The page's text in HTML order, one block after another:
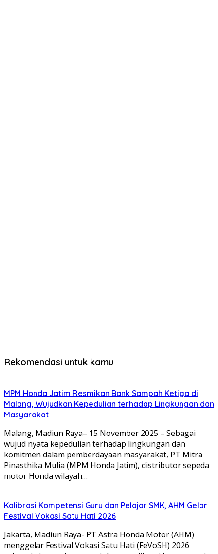
Rekomendasi untuk kamu
MPM Honda Jatim Resmikan Bank Sampah Ketiga di
Malang, Wujudkan Kepedulian terhadap Lingkungan dan
Masyarakat
Malang, Madiun Raya– 15 November 2025 – Sebagai
wujud nyata kepedulian terhadap lingkungan dan
komitmen dalam pemberdayaan masyarakat, PT Mitra
Pinasthika Mulia (MPM Honda Jatim), distributor sepeda
motor Honda wilayah…
Kalibrasi Kompetensi Guru dan Pelajar SMK, AHM Gelar
Festival Vokasi Satu Hati 2026
Jakarta, Madiun Raya- PT Astra Honda Motor (AHM)
menggelar Festival Vokasi Satu Hati (FeVoSH) 2026